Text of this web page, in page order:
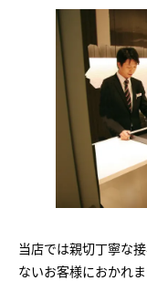
当店では親切丁寧な
ないお客様におかれ